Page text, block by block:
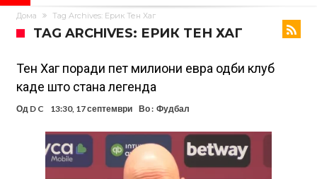
Барселона очекува понуди за Феран Торес
Винисиус ги избриша сите објави на Инстаграм откако Реал му
понуди нов договор
Ливерпул понуди 100 милиони евра за Баркола, ПСЖ веднаш
побара уште 50 милиони
Јувентус се насочил кон напаѓач на Манчестер Јунајтед
Модриќ откри што го натерало да остане во Милан
Стотици навивачи го пречекаа Салах во Истанбул
Арсенал и Њукасл веќе се договорија, Гимарејш заминува
Дома Tag Archives: Ерик Тен Хаг
TAG ARCHIVES: ЕРИК ТЕН ХАГ
Тен Хаг поради пет милиони евра одби клуб
каде што стана легенда
Од D C 13:30, 17 септември Во : Фудбал